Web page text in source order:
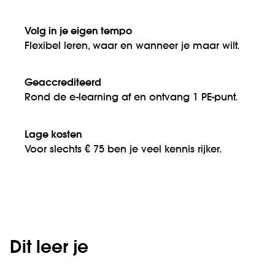
Volg in je eigen tempo
Flexibel leren, waar en wanneer je maar wilt.
Geaccrediteerd
Rond de e-learning af en ontvang 1 PE-punt.
Lage kosten
Voor slechts € 75 ben je veel kennis rijker.
Dit leer je